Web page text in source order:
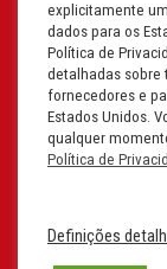
Filial: Rua
B C D
Tabuleiro
Alagoas
CEP.
61.193.496/
Filial:
explicitamente
dados para os
Política de
detalhadas sobre
fornecedores e
Estados Unidos.
qualquer
Política de
Definições